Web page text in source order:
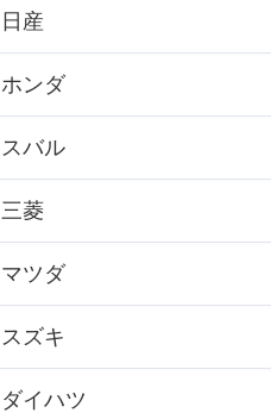
日産
ホンダ
スバル
三菱
マツダ
スズキ
ダイハツ